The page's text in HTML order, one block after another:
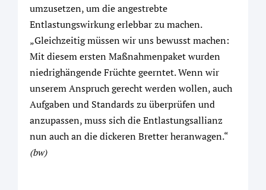
umzusetzen, um die angestrebte
Entlastungswirkung erlebbar zu machen.
„Gleichzeitig müssen wir uns bewusst machen:
Mit diesem ersten Maßnahmenpaket wurden
niedrighängende Früchte geerntet. Wenn wir
unserem Anspruch gerecht werden wollen, auch
Aufgaben und Standards zu überprüfen und
anzupassen, muss sich die Entlastungsallianz
nun auch an die dickeren Bretter heranwagen.“
(bw)